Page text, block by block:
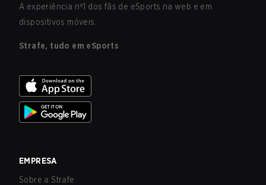
A experiência nº1 dos fãs de eSports na web e em
dispositivos móveis.
Strafe, tudo em eSports
EMPRESA
Sobre a Strafe